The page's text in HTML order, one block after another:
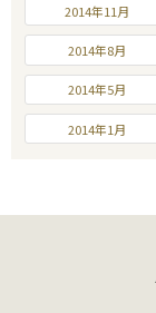
2014年11月
2014年8月
2014年5月
2014年1月